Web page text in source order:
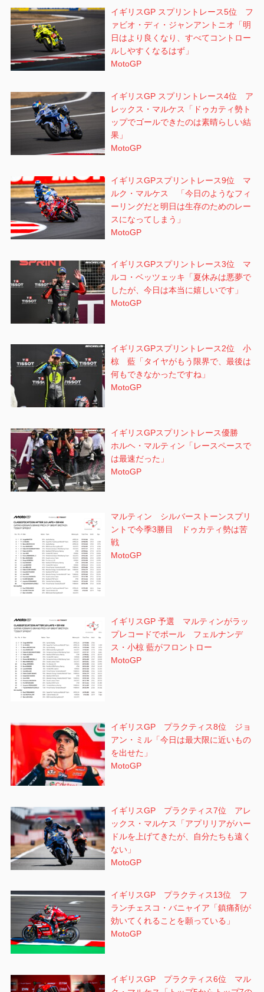
イギリスGP スプリントレース5位 フ
ァビオ・ディ・ジャンアントニオ「明
日はより良くなり、すべてコントロー
ルしやすくなるはず」
MotoGP
イギリスGP スプリントレース4位 ア
レックス・マルケス「ドゥカティ勢ト
ップでゴールできたのは素晴らしい結
果」
MotoGP
イギリスGPスプリントレース9位 マ
ルク・マルケス 「今日のようなフィ
ーリングだと明日は生存のためのレー
スになってしまう」
MotoGP
イギリスGPスプリントレース3位 マ
ルコ・ベッツェッキ「夏休みは悪夢で
したが、今日は本当に嬉しいです」
MotoGP
イギリスGPスプリントレース2位 小
椋 藍「タイヤがもう限界で、最後は
何もできなかったですね」
MotoGP
イギリスGPスプリントレース優勝
ホルヘ・マルティン「レースペースで
は最速だった」
MotoGP
マルティン シルバーストーンスプリ
ントで今季3勝目 ドゥカティ勢は苦
戦
MotoGP
イギリスGP 予選 マルティンがラッ
プレコードでポール フェルナンデ
ス・小椋 藍がフロントロー
MotoGP
イギリスGP プラクティス8位 ジョ
アン・ミル「今日は最大限に近いもの
を出せた」
MotoGP
イギリスGP プラクティス7位 アレ
ックス・マルケス「アプリリアがハー
ドルを上げてきたが、自分たちも遠く
ない」
MotoGP
イギリスGP プラクティス13位 フ
ランチェスコ・バニャイア「鎮痛剤が
効いてくれることを願っている」
MotoGP
イギリスGP プラクティス6位 マル